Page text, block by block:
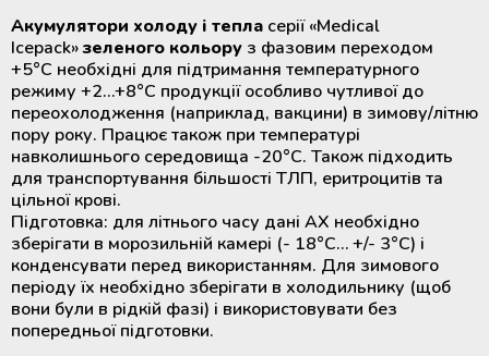
Акумулятори холоду і тепла серії «Medical
Icepack»зеленого кольору з фазовим переходом
+5°С необхідні для підтримання температурного
режиму +2…+8°С продукції особливо чутливої до
переохолодження (наприклад, вакцини) в зимову/літню
пору року. Працює також при температурі
навколишнього середовища -20°С. Також підходить
для транспортування більшості ТЛП, еритроцитів та
цільної крові.
Підготовка: для літнього часу дані АХ необхідно
зберігати в морозильній камері (- 18°С… +/- 3°С) і
конденсувати перед використанням. Для зимового
періоду їх необхідно зберігати в холодильнику (щоб
вони були в рідкій фазі) і використовувати без
попередньої підготовки.